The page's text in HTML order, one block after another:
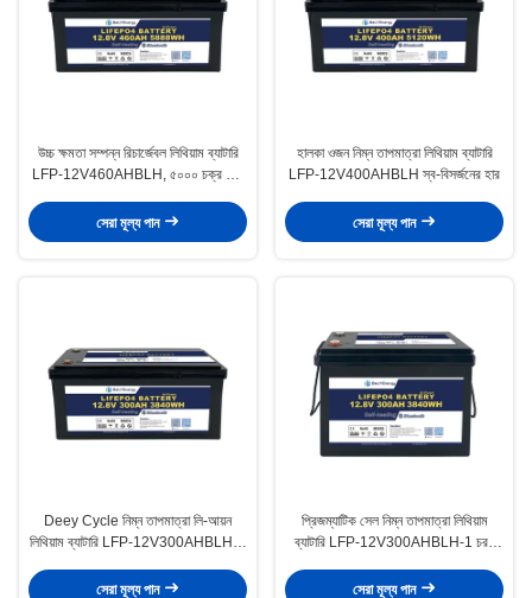
উচ্চ ক্ষমতা সম্পন্ন রিচার্জেবল লিথিয়াম ব্যাটারি
LFP-12V460AHBLH, ৫০০০ চক্র এবং
সেরা মূল্য পান
হালকা ওজন নিম্ন তাপমাত্রা লিথিয়াম ব্যাটারি
LFP-12V400AHBLH স্ব-বিসর্জনের হার
সেরা মূল্য পান
Deey Cycle নিম্ন তাপমাত্রা লি-আয়ন
লিথিয়াম ব্যাটারি LFP-12V300AHBLH-2
সেরা মূল্য পান
প্রিজম্যাটিক সেল নিম্ন তাপমাত্রা লিথিয়াম
ব্যাটারি LFP-12V300AHBLH-1 চরম
সেরা মূল্য পান